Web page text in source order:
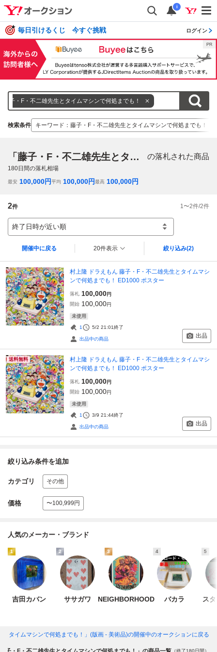
i
毎日引けるくじ 今すぐ挑戦 ログイン
藤子・F・不二雄先生とタイムマシンで何処までも！
検索条件 キーワード ： 藤子・F・不二雄先生とタイムマシンで何処までも！
「藤子・F・不二雄先生とタイムマシンで何処までも！」 の落札された商品
180日間の落札相場
最安 100,000円平均 100,000円最高 100,000円
2件 1 〜2件/2件
終了日時が近い順
開催中に戻る 20件表示 絞り込み(2)
村上隆 ドラえもん 藤子・F・不二雄先生とタイムマシ
ンで何処までも！ ED1000 ポスター
落札 100,000円
開始 100,000円
未使用
1 5/2 21:01終了
出品中の商品 出品
送料無料
村上隆 ドラえもん 藤子・F・不二雄先生とタイムマシ
ンで何処までも！ ED1000 ポスター
落札 100,000円
開始 100,000円
未使用
1 3/9 21:44終了
出品中の商品 出品
絞り込み条件を追加
カテゴリ その他
価格 〜100,999円
人気のメーカー・ブランド
1
吉田カバン
2
ササガワ
3
NEIGHBORHOOD
4
バカラ
5
ス
とタイムマシンで何処までも！」(版画 - 美術品)の開催中のオークションに戻る
（終了180日間）